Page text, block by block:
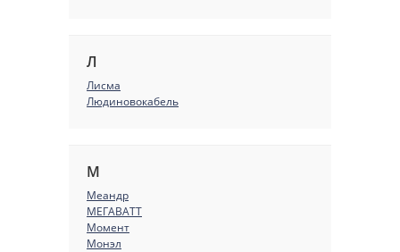
Л
Лисма
Людиновокабель
М
Меандр
МЕГАВАТТ
Момент
Монэл